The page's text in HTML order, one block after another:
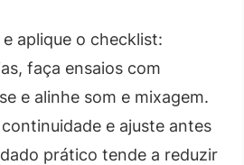
aplique o checklist:
faça ensaios com
e alinhe som e mixagem.
e ajuste antes
prático tende a reduzir